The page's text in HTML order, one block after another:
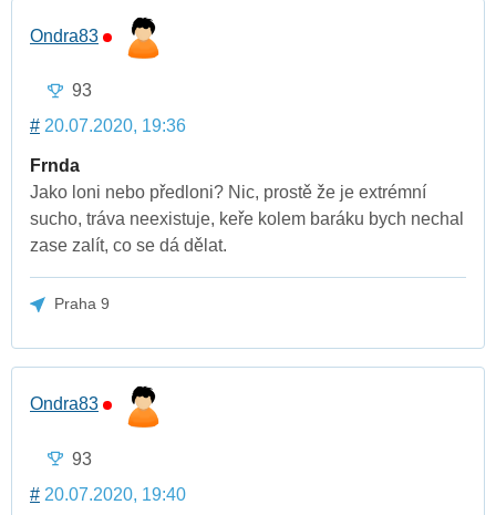
Ondra83
93
# 20.07.2020, 19:36
Frnda
Jako loni nebo předloni? Nic, prostě že je extrémní
sucho, tráva neexistuje, keře kolem baráku bych nechal
zase zalít, co se dá dělat.
Praha 9
Ondra83
93
# 20.07.2020, 19:40